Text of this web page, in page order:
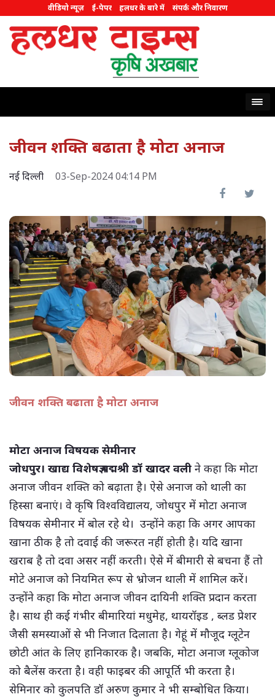
वीडियो न्यूज़ ई-पेपर हलधर के बारे में संपर्क और निवारण
जीवन शक्ति बढाता है मोटा अनाज
नई दिल्ली 03-Sep-2024 04:14 PM
जीवन शक्ति बढाता है मोटा अनाज
मोटा अनाज विषयक सेमीनार
जोधपुर। खाद्य विशेषज्ञ पद्मश्री डॉ खादर वली ने कहा कि मोटा
अनाज जीवन शक्ति को बढ़ाता है। ऐसे अनाज को थाली का
हिस्सा बनाएं। वे कृषि विश्वविद्यालय, जोधपुर में मोटा अनाज
विषयक सेमीनार में बोल रहे थे। उन्होंने कहा कि अगर आपका
खाना ठीक है तो दवाई की जरूरत नहीं होती है। यदि खाना
खराब है तो दवा असर नहीं करती। ऐसे में बीमारी से बचना हैं तो
मोटे अनाज को नियमित रूप से भ्रोजन थाली में शामिल करें।
उन्होंने कहा कि मोटा अनाज जीवन दायिनी शक्ति प्रदान करता
है। साथ ही कई गंभीर बीमारियां मधुमेह, थायरॉइड , ब्लड प्रेशर
जैसी समस्याओं से भी निजात दिलाता है। गेहूं में मौजूद ग्लूटेन
छोटी आंत के लिए हानिकारक है। जबकि, मोटा अनाज ग्लूकोज
को बैलेंस करता है। वही फाइबर की आपूर्ति भी करता है।
सेमिनार को कुलपति डॉ अरुण कुमार ने भी सम्बोधित किया।